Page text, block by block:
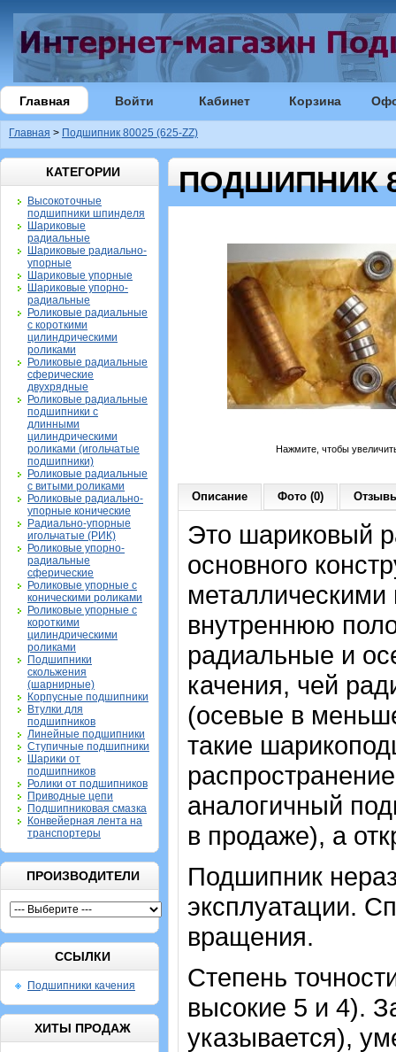
Главная Войти Кабинет Корзина
Главная > Подшипник 80025 (625-ZZ)
КАТЕГОРИИ
Высокоточные
подшипники шпинделя
Шариковые
радиальные
Шариковые радиально-
упорные
Шариковые упорные
Шариковые упорно-
радиальные
Роликовые радиальные
с короткими
цилиндрическими
роликами
Роликовые радиальные
сферические
двухрядные
Роликовые радиальные
подшипники с
длинными
цилиндрическими
роликами (игольчатые
подшипники)
Роликовые радиальные
с витыми роликами
Роликовые радиально-
упорные конические
Радиально-упорные
игольчатые (РИК)
Роликовые упорно-
радиальные
сферические
Роликовые упорные с
коническими роликами
Роликовые упорные с
короткими
цилиндрическими
роликами
Подшипники
скольжения
(шарнирные)
Корпусные подшипники
Втулки для
подшипников
Линейные подшипники
Ступичные подшипники
Шарики от
подшипников
Ролики от подшипников
Приводные цепи
Подшипниковая смазка
Конвейерная лента на
транспортеры
ПРОИЗВОДИТЕЛИ
ССЫЛКИ
Подшипники качения
ХИТЫ ПРОДАЖ
ПОДШИПНИК
Нажмите, чтобы
Описание Фото (0)
Это шариковый
основного
внутреннюю
радиальные и
качения, чей
(осевые в
такие
аналогичный
в продаже), а
Подшипник
эксплуатации.
вращения.
Степень
высокие 5 и 4).
указывается),